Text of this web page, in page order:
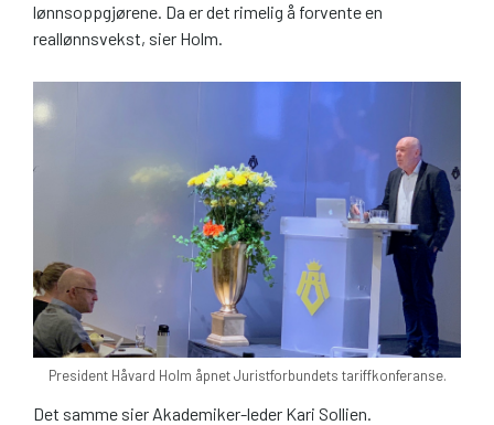
lønnsoppgjørene. Da er det rimelig å forvente en
reallønnsvekst, sier Holm.
President Håvard Holm åpnet Juristforbundets tariffkonferanse.
Det samme sier Akademiker-leder Kari Sollien.